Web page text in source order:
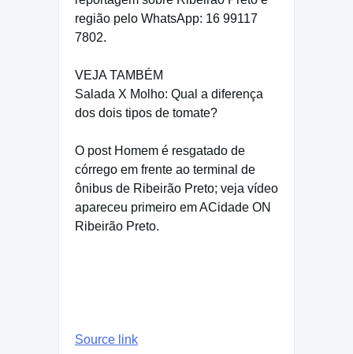
região pelo WhatsApp: 16 99117
7802.
VEJA TAMBÉM
Salada X Molho: Qual a diferença
dos dois tipos de tomate?
O post Homem é resgatado de
córrego em frente ao terminal de
ônibus de Ribeirão Preto; veja vídeo
apareceu primeiro em ACidade ON
Ribeirão Preto.
Source link